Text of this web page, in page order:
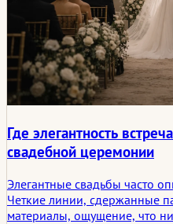
Где элегантность
свадебной церемонии
Элегантные свадьбы часто
Четкие линии, сдержанные
материалы, ощущение, что